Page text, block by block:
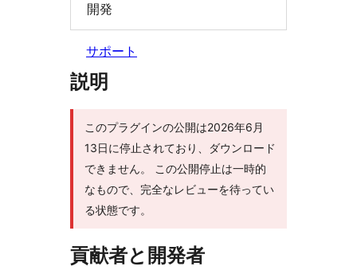
開発
サポート
説明
このプラグインの公開は2026年6月
13日に停止されており、ダウンロード
できません。 この公開停止は一時的
なもので、完全なレビューを待ってい
る状態です。
貢献者と開発者